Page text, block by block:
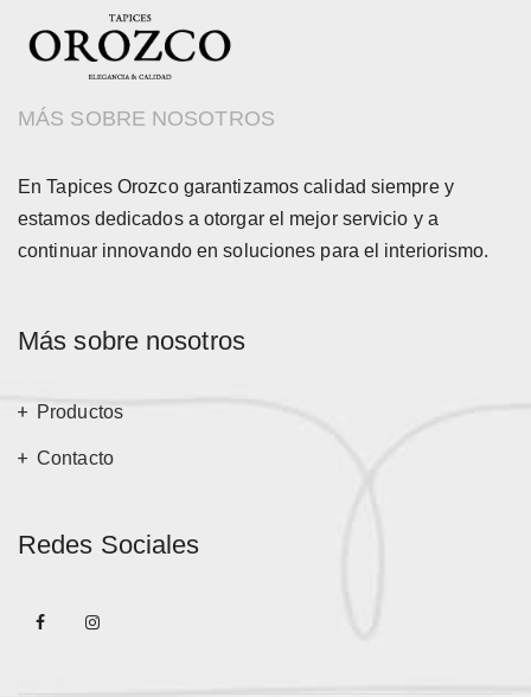
MÁS SOBRE NOSOTROS
En Tapices Orozco garantizamos calidad siempre y
estamos dedicados a otorgar el mejor servicio y a
continuar innovando en soluciones para el interiorismo.
Más sobre nosotros
Productos
Contacto
Redes Sociales